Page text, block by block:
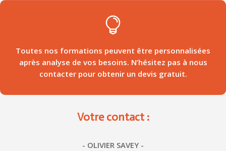

Toutes nos formations peuvent être personnalisées
après analyse de vos besoins. N’hésitez pas à nous
contacter pour obtenir un devis gratuit.
Votre contact :
- OLIVIER SAVEY -